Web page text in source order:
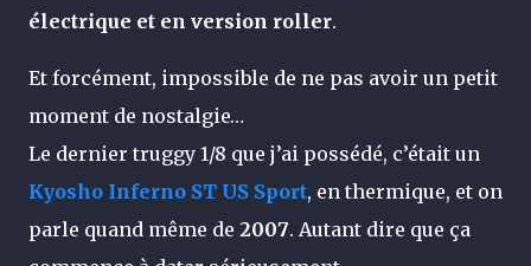
électrique et en version roller.
Et forcément, impossible de ne pas avoir un petit
moment de nostalgie…
Le dernier truggy 1/8 que j’ai possédé, c’était un
Kyosho Inferno ST US Sport, en thermique, et on
parle quand même de 2007. Autant dire que ça